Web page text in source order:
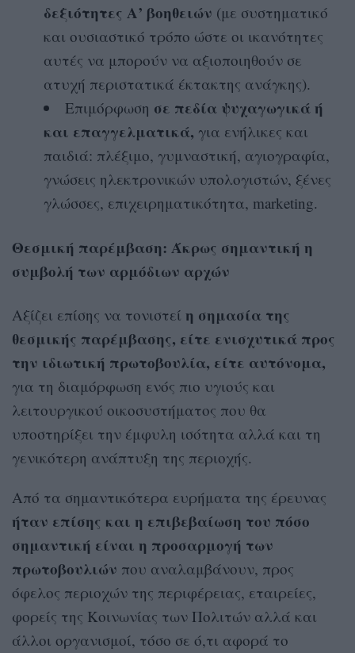
δεξιότητες Α’ βοηθειών (με συστηματικό
και ουσιαστικό τρόπο ώστε οι ικανότητες
αυτές να μπορούν να αξιοποιηθούν σε
ατυχή περιστατικά έκτακτης ανάγκης).
Επιμόρφωση σε πεδία ψυχαγωγικά ή
και επαγγελματικά, για ενήλικες και
παιδιά: πλέξιμο, γυμναστική, αγιογραφία,
γνώσεις ηλεκτρονικών υπολογιστών, ξένες
γλώσσες, επιχειρηματικότητα, marketing.
Θεσμική παρέμβαση: Άκρως σημαντική η
συμβολή των αρμόδιων αρχών
Αξίζει επίσης να τονιστεί η σημασία της
θεσμικής παρέμβασης, είτε ενισχυτικά προς
την ιδιωτική πρωτοβουλία, είτε αυτόνομα,
για τη διαμόρφωση ενός πιο υγιούς και
λειτουργικού οικοσυστήματος που θα
υποστηρίξει την έμφυλη ισότητα αλλά και τη
γενικότερη ανάπτυξη της περιοχής.
Από τα σημαντικότερα ευρήματα της έρευνας
ήταν επίσης και η επιβεβαίωση του πόσο
σημαντική είναι η προσαρμογή των
πρωτοβουλιών που αναλαμβάνουν, προς
όφελος περιοχών της περιφέρειας, εταιρείες,
φορείς της Κοινωνίας των Πολιτών αλλά και
άλλοι οργανισμοί, τόσο σε ό,τι αφορά το